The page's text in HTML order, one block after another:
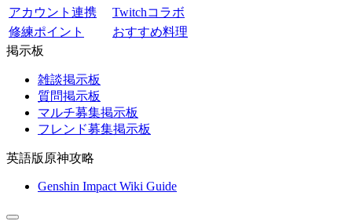
アカウント連携
Twitchコラボ
修練ポイント
おすすめ料理
掲示板
雑談掲示板
質問掲示板
マルチ募集掲示板
フレンド募集掲示板
英語版原神攻略
Genshin Impact Wiki Guide